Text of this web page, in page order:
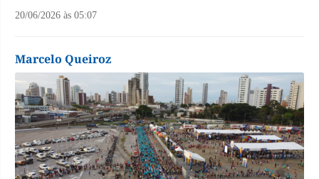
20/06/2026 às 05:07
Marcelo Queiroz